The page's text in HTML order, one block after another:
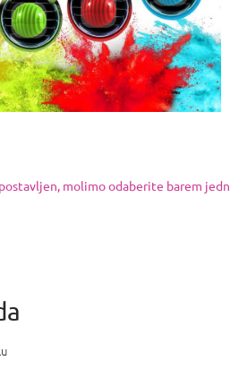
molimo odaberite barem